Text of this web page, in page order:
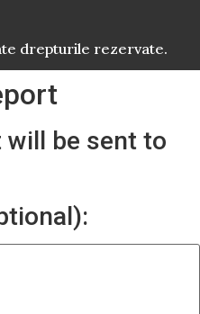
drepturile rezervate.
be sent to